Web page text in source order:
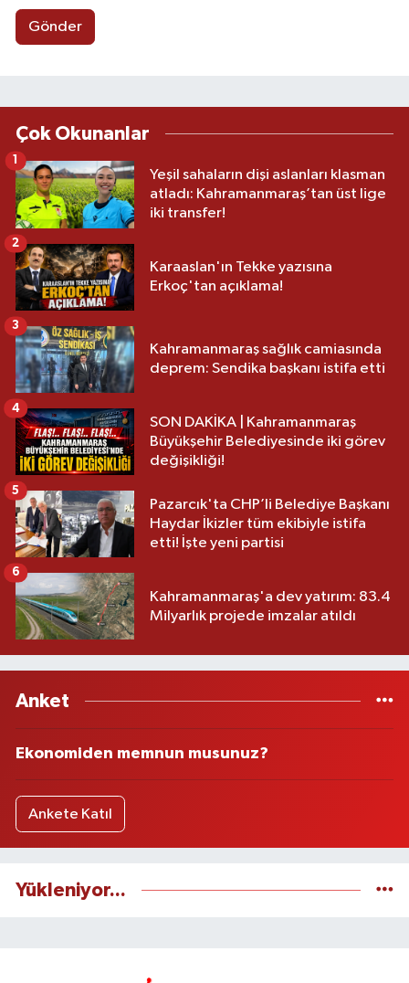
Gönder
Çok Okunanlar
Yeşil sahaların dişi aslanları klasman
atladı: Kahramanmaraş’tan üst lige
iki transfer!
Karaaslan'ın Tekke yazısına
Erkoç'tan açıklama!
2
Kahramanmaraş sağlık camiasında
deprem: Sendika başkanı istifa etti
3
SON DAKİKA | Kahramanmaraş
Büyükşehir Belediyesinde iki görev
değişikliği!
4
Pazarcık'ta CHP’li Belediye Başkanı
Haydar İkizler tüm ekibiyle istifa
etti! İşte yeni partisi
5
Kahramanmaraş'a dev yatırım: 83.4
Milyarlık projede imzalar atıldı
6
Anket
Ekonomiden memnun musunuz?
Ankete Katıl
Yükleniyor...